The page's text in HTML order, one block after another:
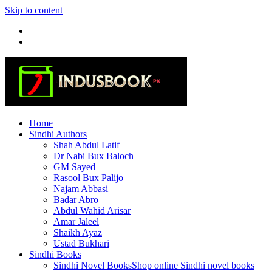
Skip to content
Home
Sindhi Authors
Shah Abdul Latif
Dr Nabi Bux Baloch
GM Sayed
Rasool Bux Palijo
Najam Abbasi
Badar Abro
Abdul Wahid Arisar
Amar Jaleel
Shaikh Ayaz
Ustad Bukhari
Sindhi Books
Sindhi Novel BooksShop online Sindhi novel books